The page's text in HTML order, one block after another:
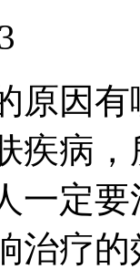
原因
疾病
一定
治疗的